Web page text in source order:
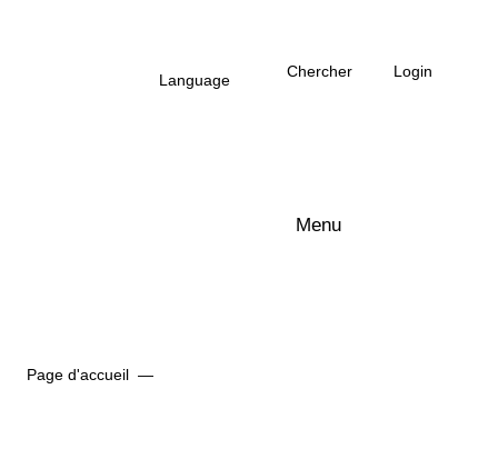
Language Chercher Login
Menu
Page d'accueil